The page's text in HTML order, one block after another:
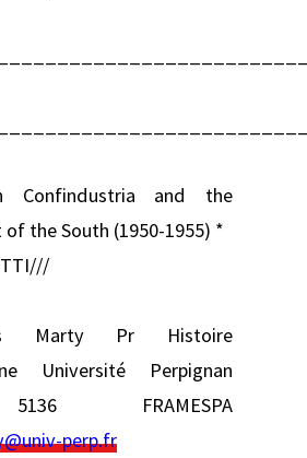
Confindustria and the
the South (1950-1955) *
Marty Pr Histoire
Université Perpignan
FRAMESPA
perp.fr